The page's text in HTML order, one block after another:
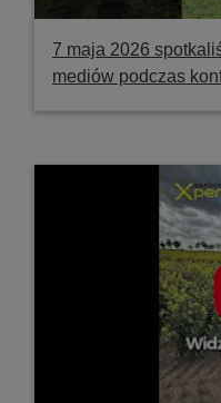
7 maja 2026
mediów podczas